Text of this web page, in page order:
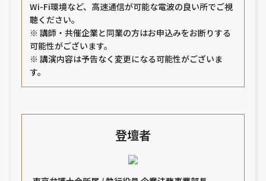
Wi-Fi環境など、高速通信が可能な電波の良い所でご視
聴ください。
※ 講師・共催企業と同業の方はお申込みをお断りする
可能性がございます。
※ 講演内容は予告なく変更になる可能性がございま
す。
登壇者